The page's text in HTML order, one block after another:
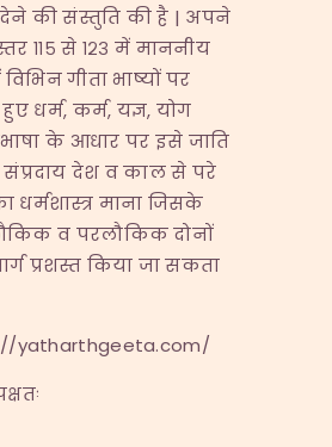
की संस्तुति की है | अपने
११५ से १२३ में माननीय
गीता भाष्यों पर
धर्म, कर्म, यज्ञ, योग
के आधार पर इसे जाति
देश व काल से परे
धर्मशास्त्र माना जिसके
व परलौकिक दोनों
प्रशस्त किया जा सकता
yatharthgeeta.com/